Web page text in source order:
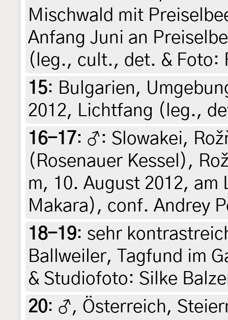
Mischwald mit
Anfang Juni an
(leg., cult., det. & Foto:
15: Bulgarien,
2012, Lichtfang (leg.,
16-17: ♂: Slowakei,
(Rosenauer Kessel),
m, 10. August 2012,
Makara), conf. Andrey
18-19: sehr
Ballweiler, Tagfund im
& Studiofoto: Silke
20: ♂, Österreich,